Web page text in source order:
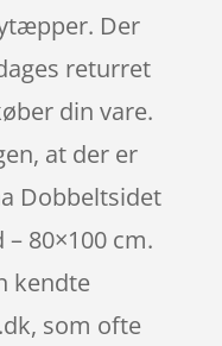
Der
returret
din vare.
at der er
Dobbeltsidet
80×100 cm.
kendte
som ofte